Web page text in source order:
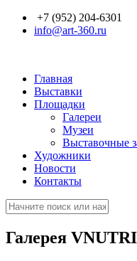
Перейти к основному
+7 (952) 204-6301
info@art-360.ru
Главная
Выставки
Площадки
Галереи
Музеи
Выставочные
Художники
Новости
Контакты
Поиск
Галерея VNUTRI